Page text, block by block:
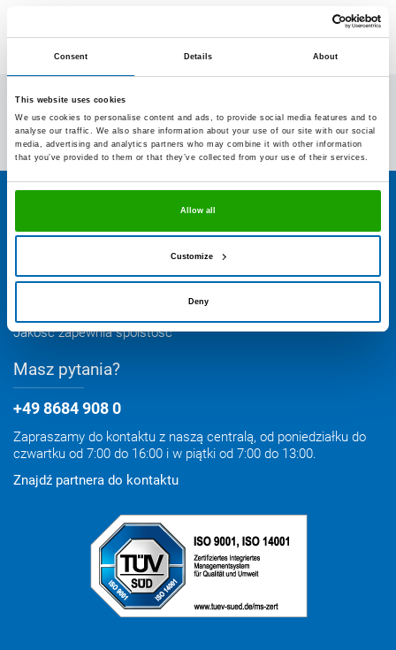
Consent Details About
This website uses cookies
We use cookies to personalise content and ads, to provide social media features and to
analyse our traffic. We also share information about your use of our site with our social
media, advertising and analytics partners who may combine it with other information
that you’ve provided to them or that they’ve collected from your use of their services.
Allow all
Customize
Deny
OTTO-CHEMIE
Kontakt z OTTO
Hermann Otto GmbH
83413 Fridolfing, Niemcy
Jakość zapewnia spoistość
Masz pytania?
+49 8684 908 0
Zapraszamy do kontaktu z naszą centralą, od poniedziałku do
czwartku od 7:00 do 16:00 i w piątki od 7:00 do 13:00.
Znajdź partnera do kontaktu